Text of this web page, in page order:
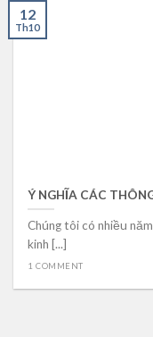
Ý NGHĨA CÁC
Chúng tôi có nhiều
kinh [...]
1 COMMENT
12
Th10